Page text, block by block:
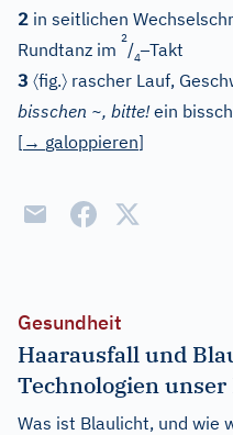
2 in seitlichen
Rundtanz im
2
/4–Takt
3 〈fig.〉 rascher Lauf,
bisschen ~, bitte!ein
[→ galoppieren]
Gesundheit
Haarausfall und
Technologien
Was ist Blaulicht, und wie